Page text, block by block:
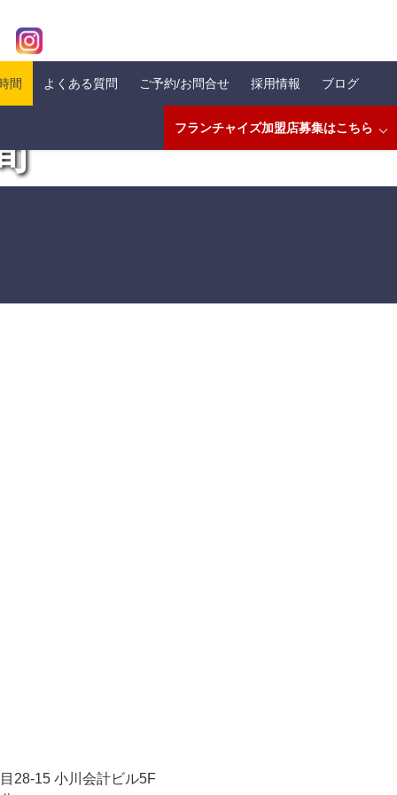
間 よくある質問 ご予約/お問合せ 採用情報 ブログ
フランチャイズ加盟店募集はこちら
28-15 小川会計ビル5F